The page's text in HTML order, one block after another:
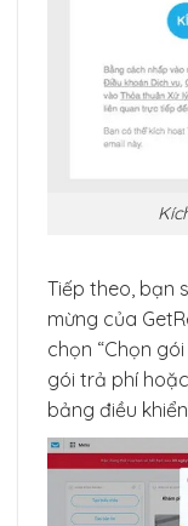
Tiếp theo, bạn
mừng của
chọn “Chọn
gói trả phí
bảng điều